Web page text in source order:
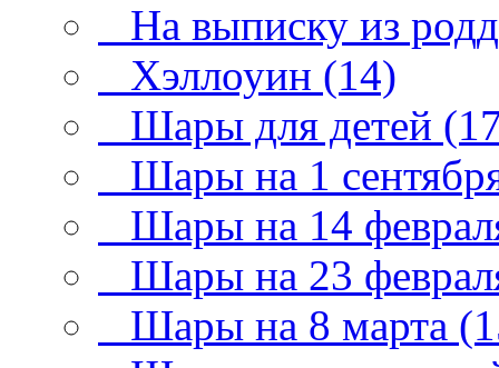
На выписку из
Хэллоуин (14)
Шары для детей
Шары на 1
Шары на 14
Шары на 23
Шары на 8 марта